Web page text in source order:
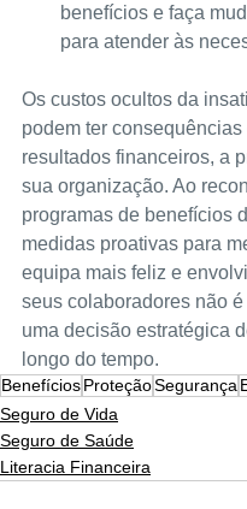
benefícios e faça
para atender às
Os custos ocultos da
podem ter
resultados financeiros, a
sua organização. Ao
programas de benefícios
medidas proativas para
equipa mais feliz e
seus colaboradores não
uma decisão estratégica
longo do tempo.
BenefíciosProteçãoSegurança
Seguro de Vida
Seguro de Saúde
Literacia Financeira